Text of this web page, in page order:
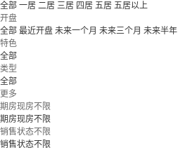
全部 一居 二居 三居 四居 五居 五居以上
开盘
全部 最近开盘 未来一个月 未来三个月 未来半年
特色
全部
类型
全部
更多
期房现房不限
期房现房不限
销售状态不限
销售状态不限